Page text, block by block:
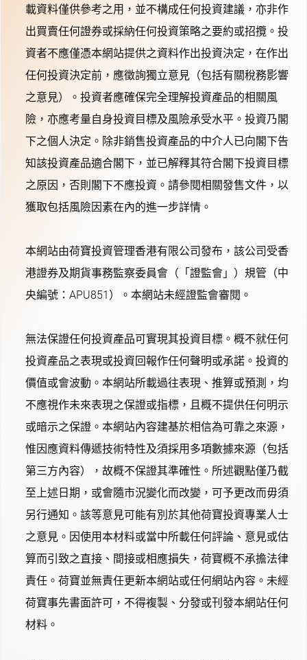
載資料僅供參考之用，並不構成任何投資建議，亦非作
出買賣任何證券或採納任何投資策略之要約或招攬。投
資者不應僅憑本網站提供之資料作出投資決定，在作出
任何投資決定前，應徵詢獨立意見（包括有關稅務影響
之意見）。投資者應確保完全理解投資產品的相關風
險，亦應考量自身投資目標及風險承受水平。投資乃閣
下之個人決定。除非銷售投資產品的中介人已向閣下告
知該投資產品適合閣下，並已解釋其符合閣下投資目標
之原因，否則閣下不應投資。請參閱相關發售文件，以
獲取包括風險因素在內的進一步詳情。
本網站由荷寶投資管理香港有限公司發布，該公司受香
港證券及期貨事務監察委員會（「證監會」）規管（中
央編號：APU851）。本網站未經證監會審閱。
無法保證任何投資產品可實現其投資目標。概不就任何
投資產品之表現或投資回報作任何聲明或承諾。投資的
價值或會波動。本網站所載過往表現、推算或預測，均
不應視作未來表現之保證或指標，且概不提供任何明示
或暗示之保證。本網站內容建基於相信為可靠之來源，
惟因應資料傳遞技術特性及須採用多項數據來源（包括
第三方內容），故概不保證其準確性。所述觀點僅乃截
至上述日期，或會隨市況變化而改變，可予更改而毋須
另行通知。該等意見可能有別於其他荷寶投資專業人士
之意見。因使用本材料或當中所載任何評論、意見或估
算而引致之直接、間接或相應損失，荷寶概不承擔法律
責任。荷寶並無責任更新本網站或任何網站內容。未經
荷寶事先書面許可，不得複製、分發或刊發本網站任何
材料。